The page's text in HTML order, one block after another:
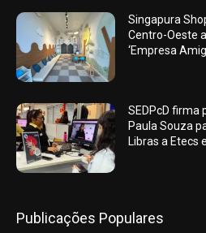
Singapura
Centro-Oeste
‘Empresa
SEDPcD firma
Paula Souza
Libras a Etecs
Publicações Populares